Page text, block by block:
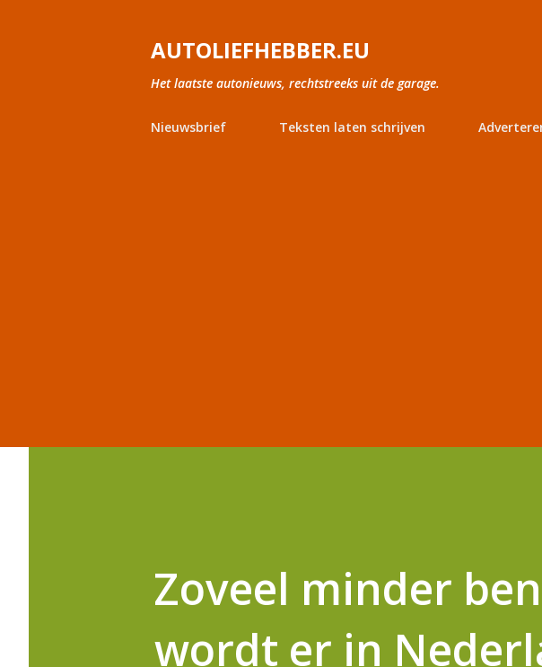
AUTOLIEFHEBBER.EU
Het laatste autonieuws, rechtstreeks uit de garage.
Nieuwsbrief Teksten laten schrijven
Zoveel minder
wordt er in